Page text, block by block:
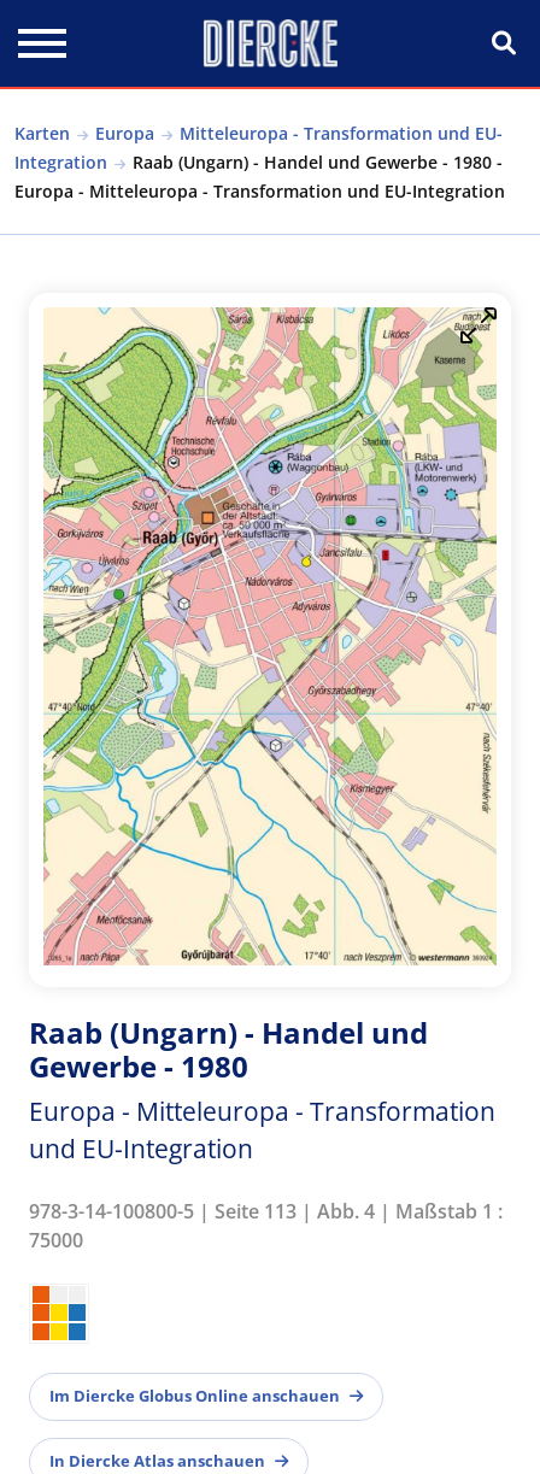
Karten Europa
Mitteleuropa - Transformation und EU-
Integration
Raab (Ungarn) - Handel und Gewerbe - 1980 -
Europa - Mitteleuropa - Transformation und EU-Integration
Raab (Ungarn) - Handel und
Gewerbe - 1980
Europa - Mitteleuropa - Transformation
und EU-Integration
978-3-14-100800-5 | Seite 113 | Abb. 4 | Maßstab 1 :
75000
Im Diercke Globus Online anschauen
In Diercke Atlas anschauen